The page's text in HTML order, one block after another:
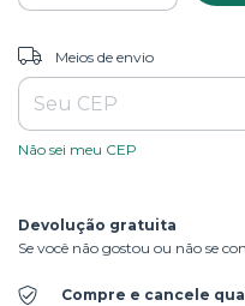
Entregas para o CEP:
Meios de envio
Não sei meu CEP
Devolução gratuita
Se você não gostou ou não se
Compre e cancele